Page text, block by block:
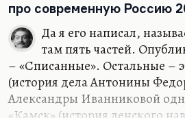
про современную Россию
Да я его написал,
там пять частей.
– «Списанные». Остальные –
(история дела Антонины
Александры Иванниковой